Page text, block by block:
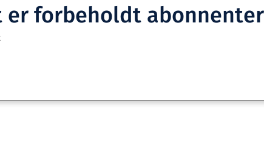
forbeholdt abonnenter